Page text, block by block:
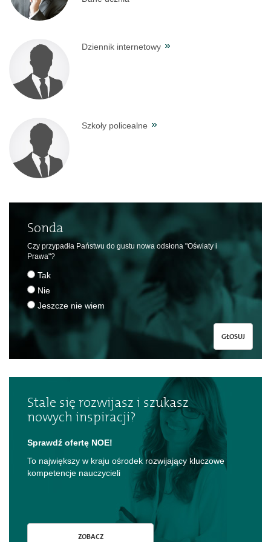
Dziennik internetowy
Szkoły policealne
Sonda
Czy przypadła Państwu do gustu nowa odsłona "Oświaty i
Prawa"?
Tak
Nie
Jeszcze nie wiem
GŁOSUJ
Stale się rozwijasz i szukasz
nowych inspiracji?
Sprawdź ofertę NOE!
To największy w kraju ośrodek rozwijający kluczowe
kompetencje nauczycieli
ZOBACZ